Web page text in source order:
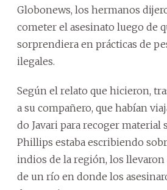
Globonews, los hermanos
cometer el asesinato luego de
sorprendiera en prácticas de
ilegales.
Según el relato que hicieron,
a su compañero, que habían
do Javari para recoger material
Phillips estaba escribiendo
indios de la región, los llevaron
de un río en donde los